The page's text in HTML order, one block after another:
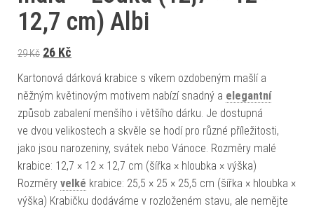
12,7 cm) Albi
29Kč Původní cena byla: 29 Kč.
26 Kč
Kartonová dárková krabice s víkem ozdobeným mašlí a
něžným květinovým motivem nabízí snadný a elegantní
způsob zabalení menšího i většího dárku. Je dostupná
ve dvou velikostech a skvěle se hodí pro různé příležitosti,
jako jsou narozeniny, svátek nebo Vánoce. Rozměry malé
krabice: 12,7 × 12 × 12,7 cm (šířka × hloubka × výška)
Rozměry velké krabice: 25,5 × 25 × 25,5 cm (šířka × hloubka ×
výška) Krabičku dodáváme v rozloženém stavu, ale nemějte